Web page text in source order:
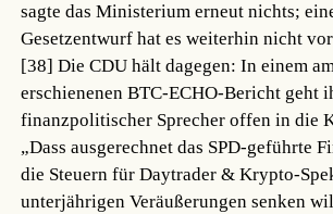
sagte das Ministerium erneut nichts;
Gesetzentwurf hat es weiterhin nicht
[38] Die CDU hält dagegen: In einem
erschienenen BTC-ECHO-Bericht geht
finanzpolitischer Sprecher offen in die
„Dass ausgerechnet das SPD-geführte
die Steuern für Daytrader & Krypto-
unterjährigen Veräußerungen senken